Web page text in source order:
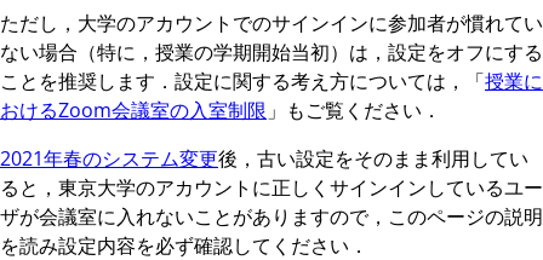
ただし，大学のアカウントでのサインインに参加者が慣れてい
ない場合（特に，授業の学期開始当初）は，設定をオフにする
ことを推奨します．設定に関する考え方については，「授業に
おけるZoom会議室の入室制限 」もご覧ください．
2021年春のシステム変更後，古い設定をそのまま利用してい
ると，東京大学のアカウントに正しくサインインしているユー
ザが会議室に入れないことがありますので，このページの説明
を読み設定内容を必ず確認してください．